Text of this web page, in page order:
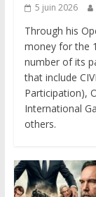
5 juin 2026
Through his
money for the
number of its
that include
Participation),
International
others.